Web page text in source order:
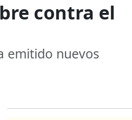
contra el
emitido nuevos